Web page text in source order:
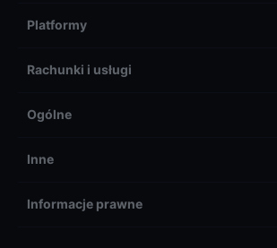
Platformy
Rachunki i usługi
Ogólne
Inne
Informacje prawne